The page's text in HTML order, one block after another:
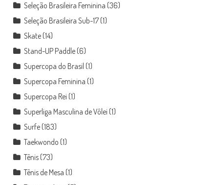
Seleção Brasileira Feminina (36)
Seleção Brasileira Sub-17(1)
Skate(14)
Stand-UP Paddle(6)
Supercopa do Brasil (1)
Supercopa Feminina (1)
Supercopa Rei (1)
Superliga Masculina de Vôlei (1)
Surfe(183)
Taekwondo (1)
Tênis(73)
Tênis de Mesa (1)